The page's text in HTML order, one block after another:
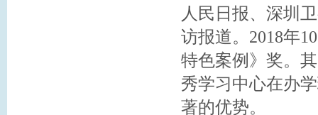
人民日报、深圳
访报道。2018年
特色案例》奖。
秀学习中心在办
著的优势。